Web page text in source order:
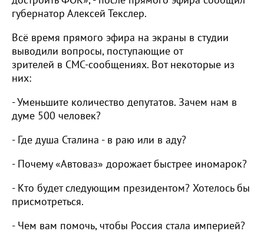
губернатор Алексей Текслер.
Всё время прямого эфира на экраны в студии
выводили вопросы, поступающие от
зрителей в СМС-сообщениях. Вот некоторые из
них:
- Уменьшите количество депутатов. Зачем нам в
думе 500 человек?
- Где душа Сталина - в раю или в аду?
- Почему «Автоваз» дорожает быстрее иномарок?
- Кто будет следующим президентом? Хотелось бы
присмотреться.
- Чем вам помочь, чтобы Россия стала империей?